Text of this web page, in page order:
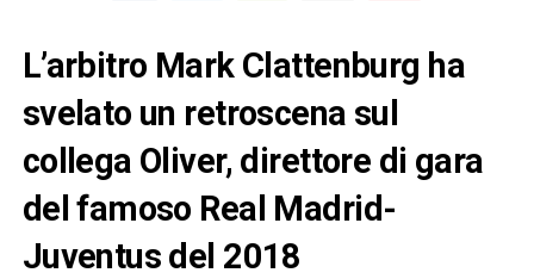
L’arbitro Mark Clattenburg ha
svelato un retroscena sul
collega Oliver, direttore di gara
del famoso Real Madrid-
Juventus del 2018